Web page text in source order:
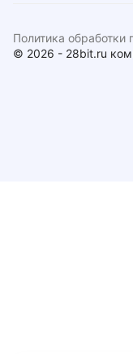
© 2026 - 28bit.ru
Политика